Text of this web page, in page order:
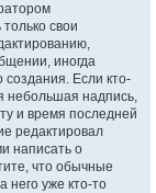
свои
иногда
создания. Если кто-
небольшая надпись,
и время последней
редактировал
написать о
что обычные
него уже кто-то